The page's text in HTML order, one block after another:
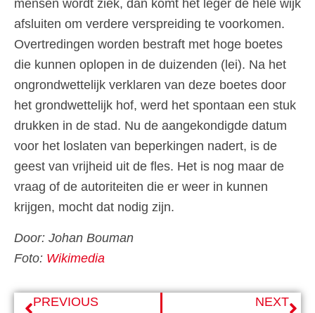
mensen wordt ziek, dan komt het leger de hele wijk
afsluiten om verdere verspreiding te voorkomen.
Overtredingen worden bestraft met hoge boetes
die kunnen oplopen in de duizenden (lei). Na het
ongrondwettelijk verklaren van deze boetes door
het grondwettelijk hof, werd het spontaan een stuk
drukken in de stad. Nu de aangekondigde datum
voor het loslaten van beperkingen nadert, is de
geest van vrijheid uit de fles. Het is nog maar de
vraag of de autoriteiten die er weer in kunnen
krijgen, mocht dat nodig zijn.
Door: Johan Bouman
Foto: Wikimedia
PREVIOUS NEXT